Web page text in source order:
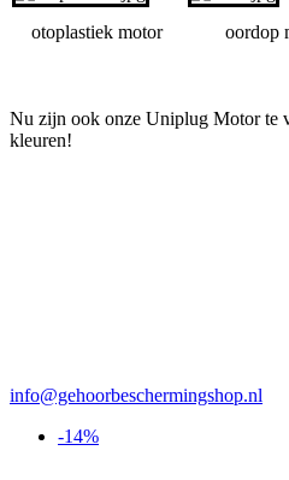
otoplastiek motor oordop
Nu zijn ook onze Uniplug Motor te
kleuren!
info@gehoorbeschermingshop.nl
-14%